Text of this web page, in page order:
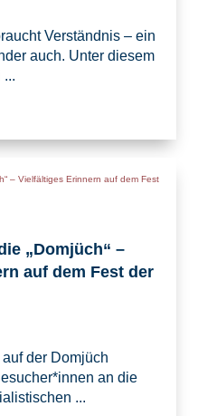
Verständnis – ein
auch. Unter diesem
...
„Domjüch“ –
auf dem Fest der
der Domjüch
an die
...